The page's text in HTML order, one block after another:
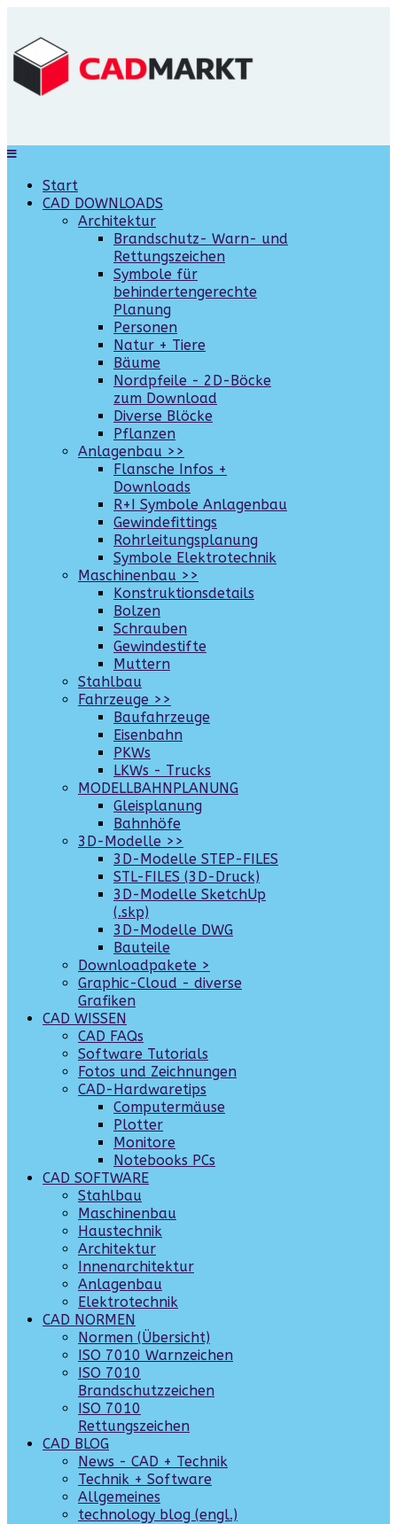
Start
CAD DOWNLOADS
Architektur
Brandschutz- Warn- und
Rettungszeichen
Symbole für
behindertengerechte
Planung
Personen
Natur + Tiere
Bäume
Nordpfeile - 2D-Böcke
zum Download
Diverse Blöcke
Pflanzen
Anlagenbau >>
Flansche Infos +
Downloads
R+I Symbole Anlagenbau
Gewindefittings
Rohrleitungsplanung
Symbole Elektrotechnik
Maschinenbau >>
Konstruktionsdetails
Bolzen
Schrauben
Gewindestifte
Muttern
Stahlbau
Fahrzeuge >>
Baufahrzeuge
Eisenbahn
PKWs
LKWs - Trucks
MODELLBAHNPLANUNG
Gleisplanung
Bahnhöfe
3D-Modelle >>
3D-Modelle STEP-FILES
STL-FILES (3D-Druck)
3D-Modelle SketchUp
(.skp)
3D-Modelle DWG
Bauteile
Downloadpakete >
Graphic-Cloud - diverse
Grafiken
CAD WISSEN
CAD FAQs
Software Tutorials
Fotos und Zeichnungen
CAD-Hardwaretips
Computermäuse
Plotter
Monitore
Notebooks PCs
CAD SOFTWARE
Stahlbau
Maschinenbau
Haustechnik
Architektur
Innenarchitektur
Anlagenbau
Elektrotechnik
CAD NORMEN
Normen (Übersicht)
ISO 7010 Warnzeichen
ISO 7010
Brandschutzzeichen
ISO 7010
Rettungszeichen
CAD BLOG
News - CAD + Technik
Technik + Software
Allgemeines
technology blog (engl.)